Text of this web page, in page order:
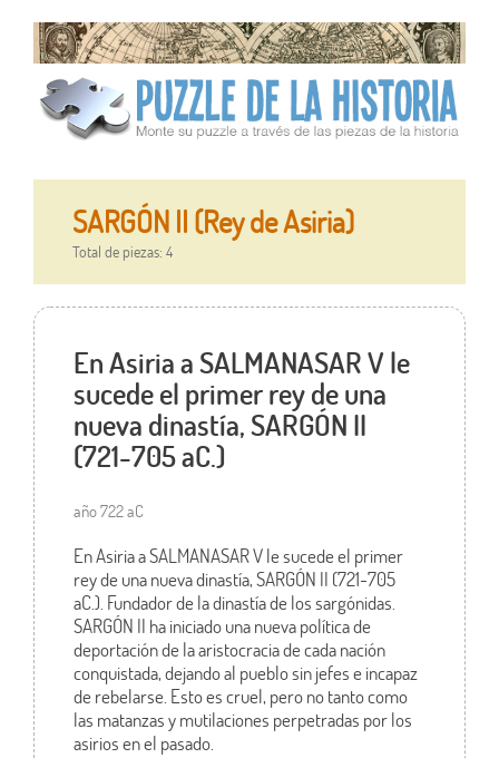
SARGÓN II (Rey de Asiria)
Total de piezas: 4
En Asiria a SALMANASAR V le
sucede el primer rey de una
nueva dinastía, SARGÓN II
(721-705 aC.)
año 722 aC
En Asiria a SALMANASAR V le sucede el primer
rey de una nueva dinastía, SARGÓN II (721-705
aC.). Fundador de la dinastía de los sargónidas.
SARGÓN II ha iniciado una nueva política de
deportación de la aristocracia de cada nación
conquistada, dejando al pueblo sin jefes e incapaz
de rebelarse. Esto es cruel, pero no tanto como
las matanzas y mutilaciones perpetradas por los
asirios en el pasado.